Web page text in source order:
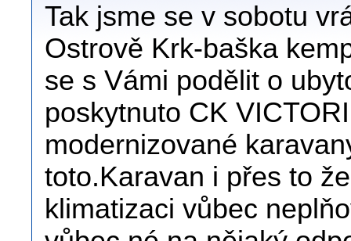
Tak jsme se v sobotu
Ostrově Krk-baška
se s Vámi podělit o
poskytnuto CK
modernizované
toto.Karavan i přes to
klimatizaci vůbec